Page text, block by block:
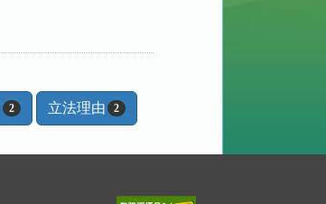
2 立法理由 2